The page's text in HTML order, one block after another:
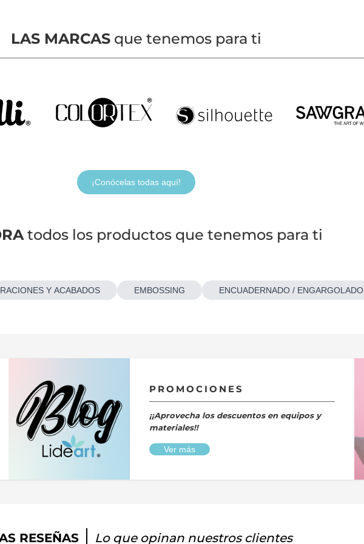
LAS MARCASque tenemos para ti
¡Conócelas todas aquí!
todos los productos que tenemos para ti
Y ACABADOS EMBOSSING ENCUADERNADO / ENGARGOLADO
PROMOCIONES
¡¡Aprovecha los descuentos en equipos y
materiales!!
Ver más
RESEÑAS Lo que opinan nuestros clientes